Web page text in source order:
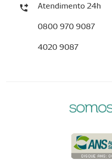
Atendimento 24h
0800 970 9087
4020 9087